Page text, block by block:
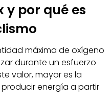
y por qué es
máxima de oxígeno
durante un esfuerzo
valor, mayor es la
energía a partir